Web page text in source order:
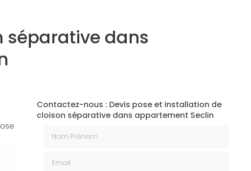
séparative dans
Contactez-nous : Devis pose et installation de
cloison séparative dans appartement Seclin